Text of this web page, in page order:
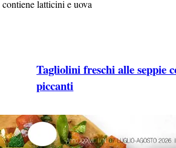
latticini e uova
Tagliolini freschi alle seppie
piccanti